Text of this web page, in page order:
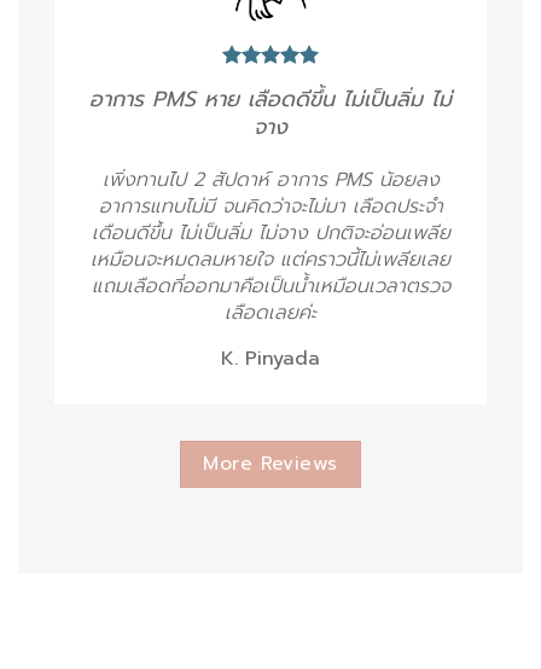
อาการ PMS หาย เลือดดีขึ้น ไม่เป็นลิ่ม ไม่
จาง
เพิ่งทานไป 2 สัปดาห์ อาการ PMS น้อยลง
อาการแทบไม่มี จนคิดว่าจะไม่มา เลือดประจำ
เดือนดีขึ้น ไม่เป็นลิ่ม ไม่จาง ปกติจะอ่อนเพลีย
เหมือนจะหมดลมหายใจ แต่คราวนี้ไม่เพลียเลย
แถมเลือดที่ออกมาคือเป็นน้ำเหมือนเวลาตรวจ
เลือดเลยค่ะ
K. Pinyada
More Reviews